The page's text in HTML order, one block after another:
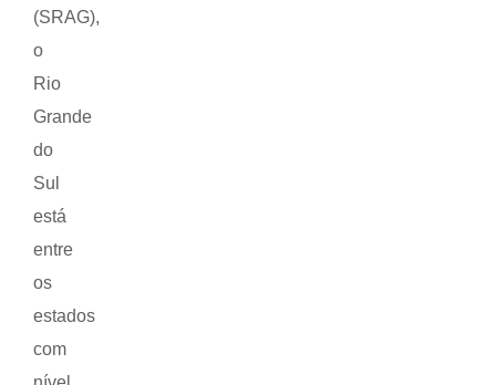
(SRAG),
o
Rio
Grande
do
Sul
está
entre
os
estados
com